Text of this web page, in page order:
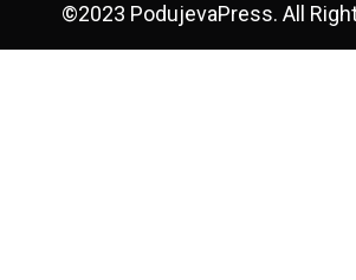
©2023 PodujevaPress. All